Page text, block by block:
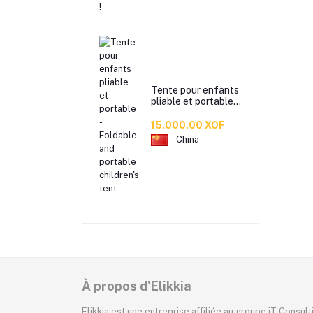
Tente pour enfants
pliable et portable -
portable children's
tent
15,000.00 XOF
China
À propos d'Elikkia